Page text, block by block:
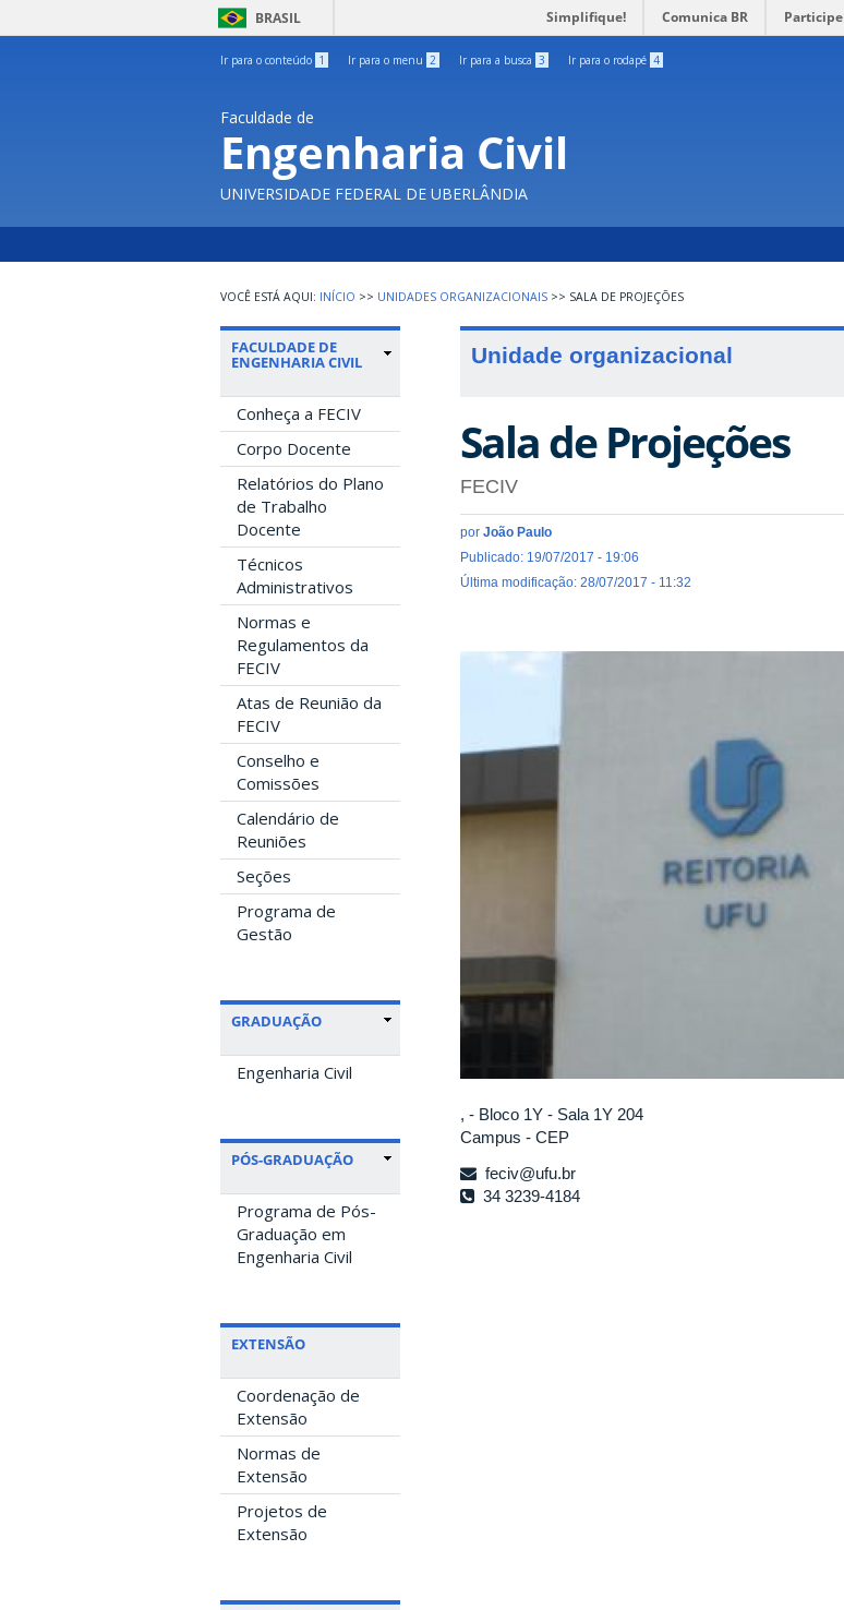
BRASIL Simplifique! Comunica BR Participe
Ir para o conteúdo 1 Ir para o menu 2 Ir para a busca 3 Ir para o rodapé 4
Faculdade de
Engenharia Civil
UNIVERSIDADE FEDERAL DE UBERLÂNDIA
INÍCIO >> UNIDADES ORGANIZACIONAIS >> SALA DE PROJEÇÕES
FACULDADE DE
ENGENHARIA CIVIL
Conheça a FECIV
Corpo Docente
Relatórios do Plano
de Trabalho
Docente
Técnicos
Administrativos
Normas e
Regulamentos da
FECIV
Atas de Reunião da
FECIV
Conselho e
Comissões
Calendário de
Reuniões
Seções
Programa de
Gestão
GRADUAÇÃO
Engenharia Civil
PÓS-GRADUAÇÃO
Programa de Pós-
Graduação em
Engenharia Civil
EXTENSÃO
Coordenação de
Extensão
Normas de
Extensão
Projetos de
Extensão
Unidade organizacional
Sala de Projeções
FECIV
por João Paulo
Publicado: 19/07/2017 - 19:06
Última modificação: 28/07/2017 - 11:32
, - Bloco 1Y - Sala 1Y 204
Campus - CEP
feciv@ufu.br
34 3239-4184